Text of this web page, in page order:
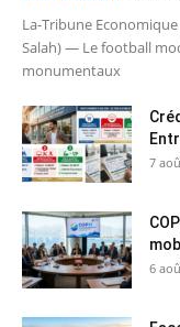
La-Tribune
Salah) — Le football
monumentaux
7
6